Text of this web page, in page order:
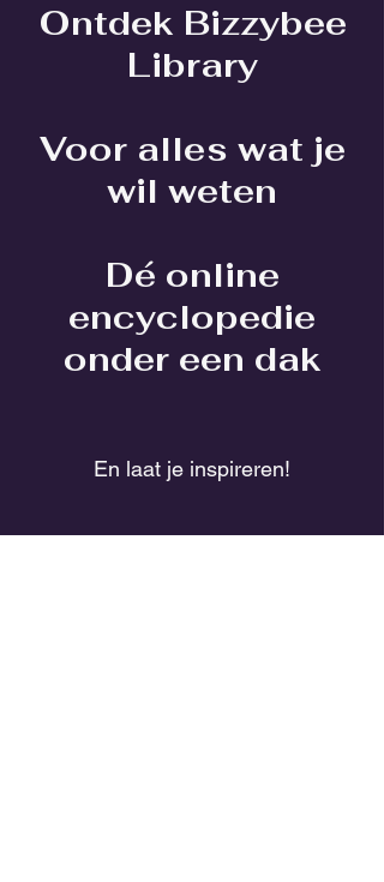
Ontdek Bizzybee
Library
Voor alles wat je
wil weten
Dé online
encyclopedie
onder een dak
En laat je inspireren!